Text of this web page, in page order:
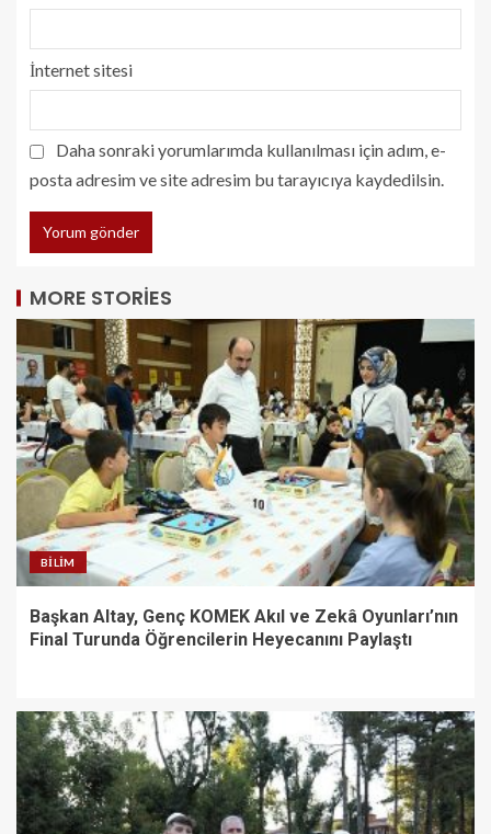
İnternet sitesi
Daha sonraki yorumlarımda kullanılması için adım, e-
posta adresim ve site adresim bu tarayıcıya kaydedilsin.
MORE STORIES
BILIM
Başkan Altay, Genç KOMEK Akıl ve Zekâ Oyunları’nın
Final Turunda Öğrencilerin Heyecanını Paylaştı